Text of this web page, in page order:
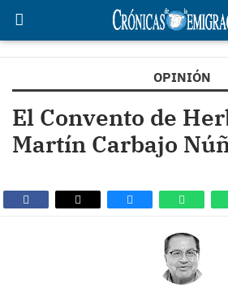
OPINIÓN
El Convento de
Martín Carbajo